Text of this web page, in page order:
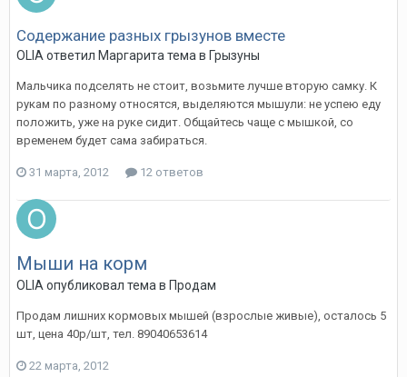
Содержание разных грызунов вместе
OLIA ответил Маргарита тема в Грызуны
Мальчика подселять не стоит, возьмите лучше вторую самку. К
рукам по разному относятся, выделяются мышули: не успею еду
положить, уже на руке сидит. Общайтесь чаще с мышкой, со
временем будет сама забираться.
31 марта, 2012 12 ответов
Мыши на корм
OLIA опубликовал тема в Продам
Продам лишних кормовых мышей (взрослые живые), осталось 5
шт, цена 40р/шт, тел. 89040653614
22 марта, 2012